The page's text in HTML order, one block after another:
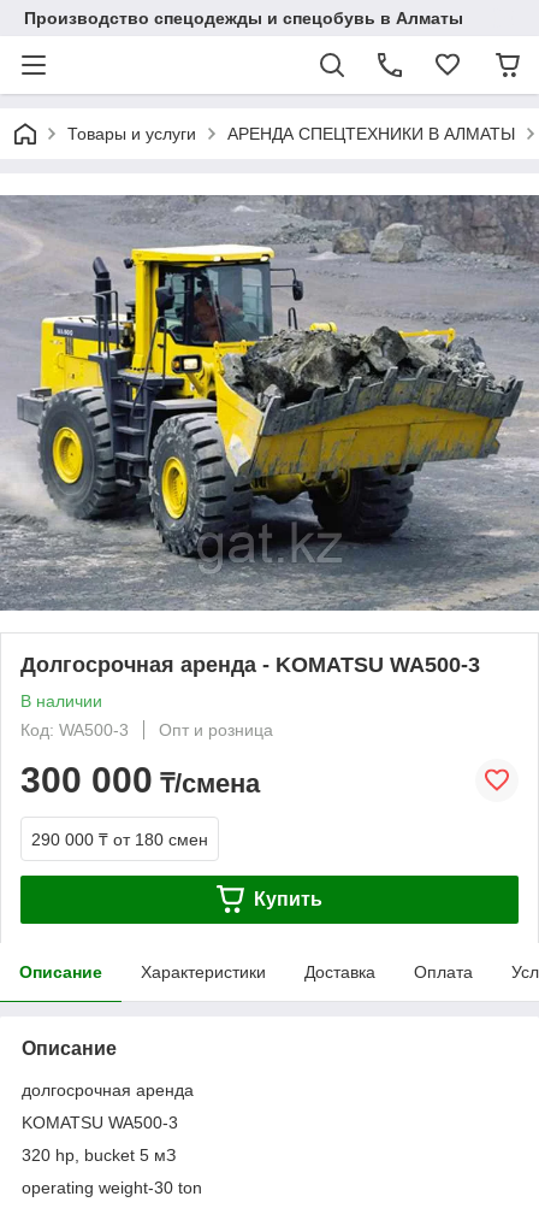
Производство спецодежды и спецобувь в Алматы
Товары и услуги АРЕНДА СПЕЦТЕХНИКИ В АЛМАТЫ
Долгосрочная аренда - KOMATSU WA500-3
В наличии
Код: WA500-3
Опт и розница
300 000 ₸/смена
290 000 ₸ от 180 смен
Купить
Описание Характеристики Доставка Оплата
Описание
долгосрочная аренда
KOMATSU WA500-3
320 hp, bucket 5 мЗ
operating weight-30 ton